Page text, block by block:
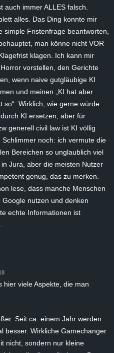
auch immer ALLES falsch.
alles. Das Ding konnte mir
simple Fristenfrage beantworten,
man könne nicht VOR
klagen. Ich kann mir
vorstellen, den Gerichte
wenn naive gutgläubige KI
und meinen „KI hat aber
so“. Wirklich, wie gerne würde
KI ersetzen, aber für
generell civil law ist KI völlig
Schlimmer noch: ich vermute die
Bereichen so unglaublich viel
Jura, aber die meisten Nutzer
genug, das zu merken.
lese, dass manche Menschen
Google nutzen und denken
echte Informationen ist
hier viele Aspekte, die man
Seit ca. einem Jahr werden
besser. Wirkliche Gamechanger
nicht, sondern nur kleine